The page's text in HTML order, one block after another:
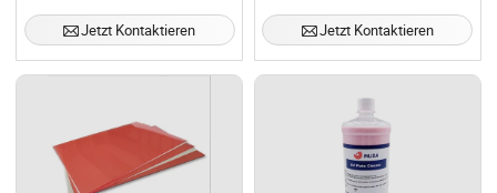
Jetzt Kontaktieren
Jetzt Kontaktieren